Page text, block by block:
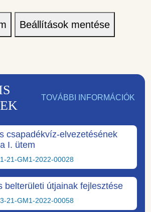
Beállítások mentése
TOVÁBBI INFORMÁCIÓK
csapadékvíz-elvezetésének
I. ütem
21-GM1-2022-00028
belterületi útjainak fejlesztése
21-GM1-2022-00058